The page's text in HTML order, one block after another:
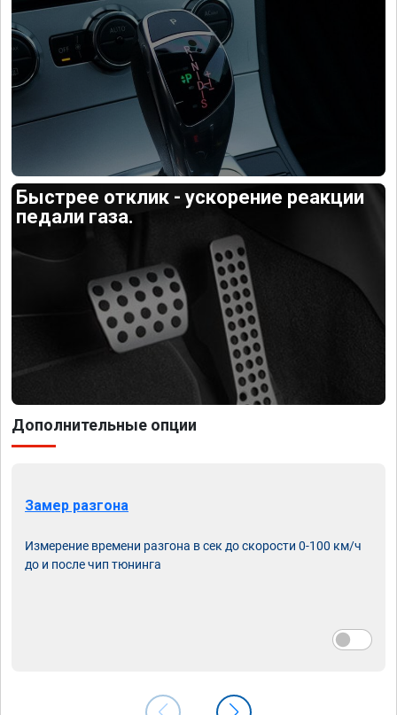
Быстрее отклик - ускорение реакции
педали газа.
Дополнительные опции
Замер разгона
Измерение времени разгона в сек до скорости 0-100 км/ч
до и после чип тюнинга